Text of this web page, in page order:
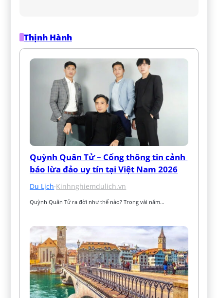
Thịnh Hành
Quỳnh Quân Tử – Cổng thông tin cảnh
báo lừa đảo uy tín tại Việt Nam 2026
Du Lịch·Kinhnghiemdulich.vn
Quỳnh Quân Tử ra đời như thế nào? Trong vài năm…